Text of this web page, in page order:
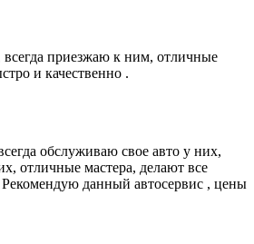
приезжаю к ним, отличные
и качественно .
обслуживаю свое авто у них,
отличные мастера, делают все
Рекомендую данный автосервис , цены